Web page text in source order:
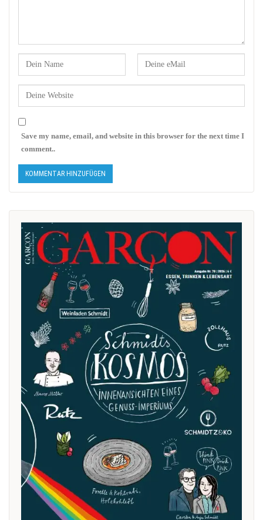
Save my name, email, and website in this browser for the next time I
comment..